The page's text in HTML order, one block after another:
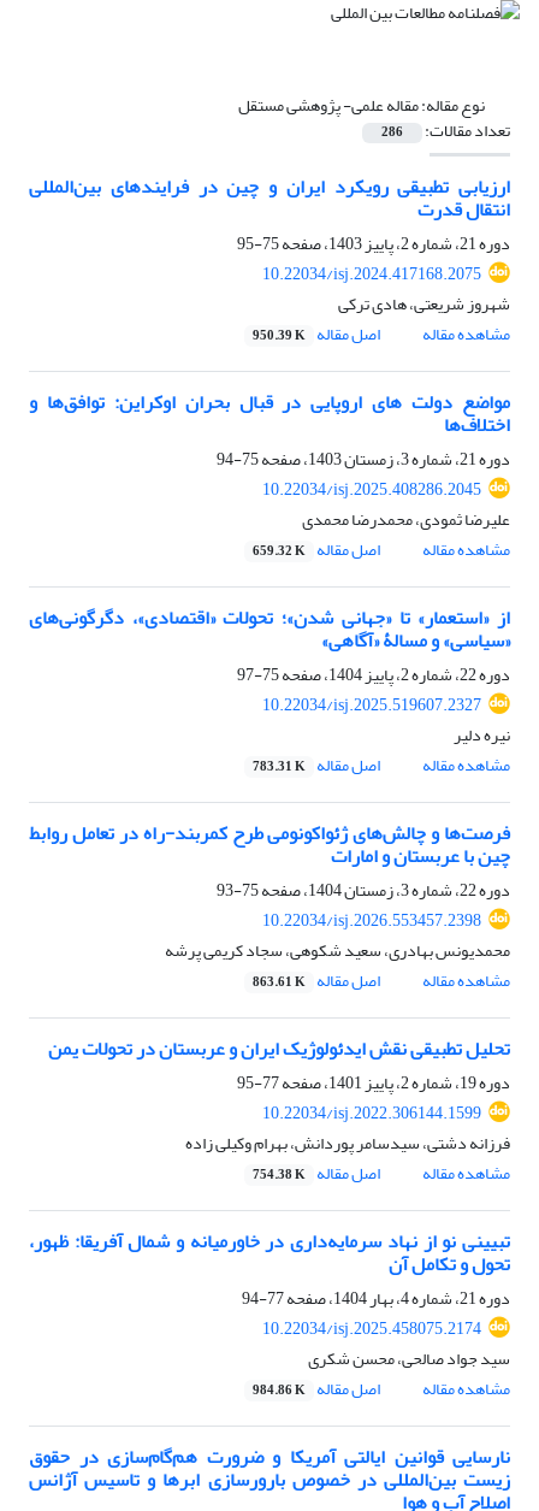
نوع مقاله:مقاله علمی- پژوهشی مستقل
تعداد مقالات: 286
ارزیابی تطبیقی رویکرد ایران و چین در فرایندهای بین‌المللی
انتقال قدرت
دوره 21، شماره 2، پاییز 1403، صفحه
75-95
10.22034/isj.2024.417168.2075
شهروز شریعتی، هادی ترکی
مشاهده مقاله
اصل مقاله 950.39 K
مواضع دولت های اروپایی در قبال بحران اوکراین: توافق‌ها و
اختلاف‌ها
دوره 21، شماره 3، زمستان 1403، صفحه
75-94
10.22034/isj.2025.408286.2045
علیرضا ثمودی، محمدرضا محمدی
مشاهده مقاله
اصل مقاله 659.32 K
از «استعمار» تا «جهانی شدن»؛ تحولات «اقتصادی»، دگرگونی‌های
«سیاسی» و مسالۀ «آگاهی»
دوره 22، شماره 2، پاییز 1404، صفحه
75-97
10.22034/isj.2025.519607.2327
نیره دلیر
مشاهده مقاله
اصل مقاله 783.31 K
فرصت‌ها و چالش‌های ژئواکونومی طرح کمربند‌-راه در تعامل روابط
چین با عربستان و امارات
دوره 22، شماره 3، زمستان 1404، صفحه
75-93
10.22034/isj.2026.553457.2398
محمدیونس بهادری، سعید شکوهی، سجاد کریمی پرشه
مشاهده مقاله
اصل مقاله 863.61 K
تحلیل تطبیقی نقش ایدئولوژیک ایران و عربستان در تحولات یمن
دوره 19، شماره 2، پاییز 1401، صفحه
77-95
10.22034/isj.2022.306144.1599
فرزانه دشتی، سیدسامر پوردانش، بهرام وکیلی زاده
مشاهده مقاله
اصل مقاله 754.38 K
تبیینی نو از نهاد سرمایه‌داری در خاورمیانه و شمال آفریقا: ظهور،
تحول و تکامل آن
دوره 21، شماره 4، بهار 1404، صفحه
77-94
10.22034/isj.2025.458075.2174
سید جواد صالحی، محسن شکری
مشاهده مقاله
اصل مقاله 984.86 K
نارسایی قوانین ایالتی آمریکا و ضرورت هم‌گام‌سازی در حقوق
زیست بین‌المللی در خصوص بارورسازی ابرها و تاسیس آژانس
اصلاح آب و هوا